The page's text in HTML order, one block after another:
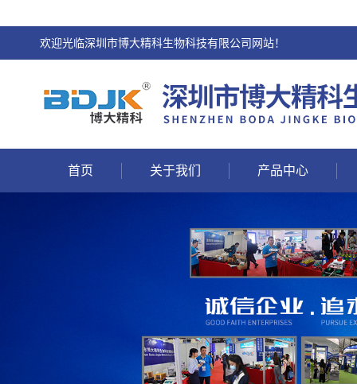
欢迎光临深圳市博大精科生物科技有限公司网站！
首页 关于我们 产品中心